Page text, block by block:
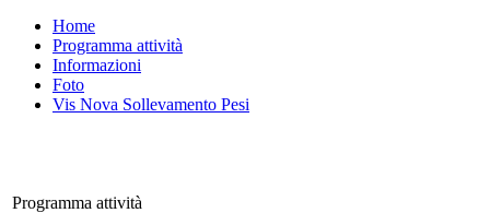
Home
Programma attività
Informazioni
Foto
Vis Nova Sollevamento Pesi
Programma attività